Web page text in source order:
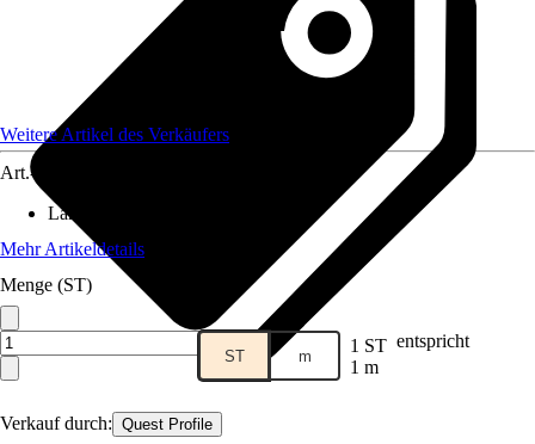
Verkauf durch: Quest Profile
Weitere Artikel des Verkäufers
Art.-Nr.
Länge
Mehr Artikeldetails
Menge (ST)
ST m 1 ST entspricht
1 m